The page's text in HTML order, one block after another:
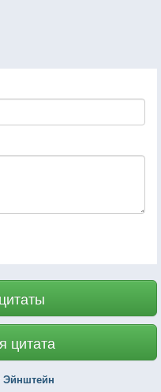
цитата
Эйнштейн